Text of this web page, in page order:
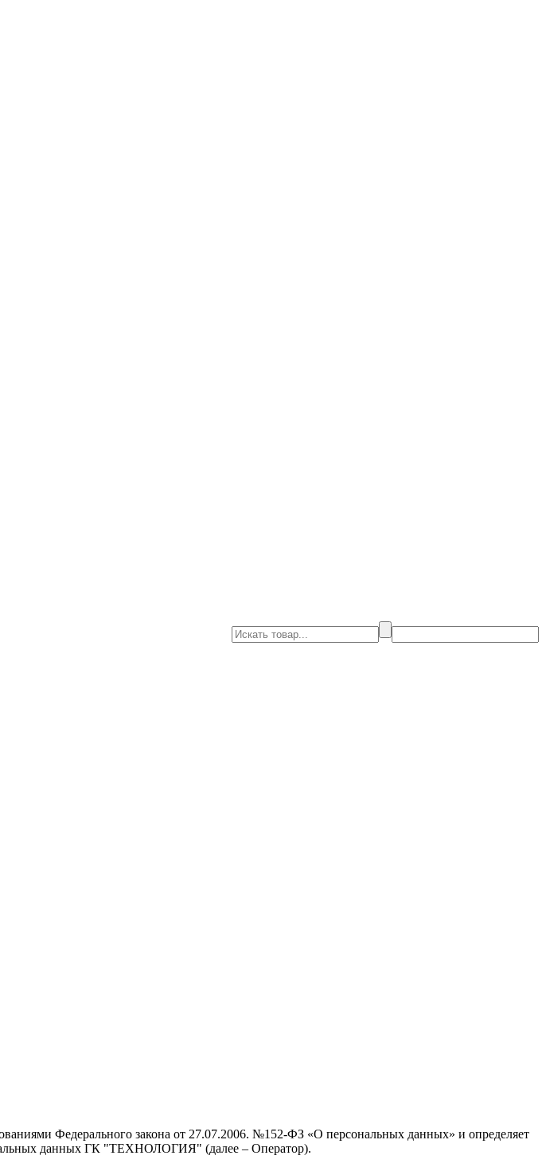
Федерального закона от 27.07.2006. №152-ФЗ «О персональных данных» и определяет
данных ГК "ТЕХНОЛОГИЯ" (далее – Оператор).